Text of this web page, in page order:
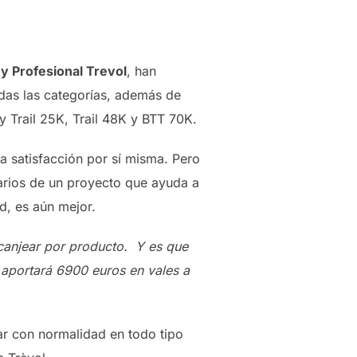
Profesional Trevol, han
las categorías, además de
Trail 25K, Trail 48K y BTT 70K.
satisfacción por sí misma. Pero
de un proyecto que ayuda a
es aún mejor.
por producto. Y es que
6900 euros en vales a
con normalidad en todo tipo